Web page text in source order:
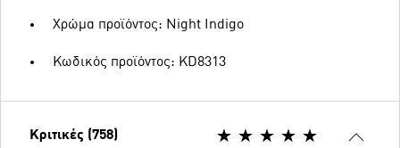
Χρώμα προϊόντος: Night Indigo
Κωδικός προϊόντος: KD8313
Κριτικές (758)